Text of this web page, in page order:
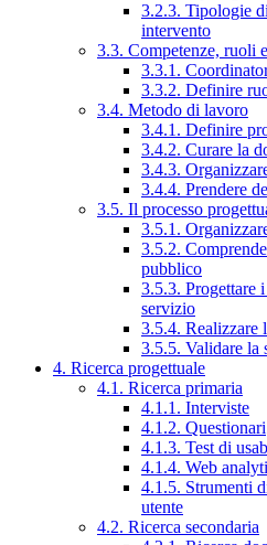
3.2.3. Tipologie
intervento
3.3. Competenze, ruoli
3.3.1.
3.3.2. Definire
3.4. Metodo di lavoro
3.4.1. Definire
3.4.2. Curare la
3.4.3.
3.4.4. Prendere
3.5. Il processo
3.5.1.
3.5.2.
pubblico
3.5.3. Progettare
servizio
3.5.4. Realizzare
3.5.5. Validare la
4. Ricerca progettuale
4.1. Ricerca primaria
4.1.1. Interviste
4.1.2. Questionari
4.1.3. Test di
4.1.4. Web
4.1.5. Strumenti
utente
4.2. Ricerca secondaria